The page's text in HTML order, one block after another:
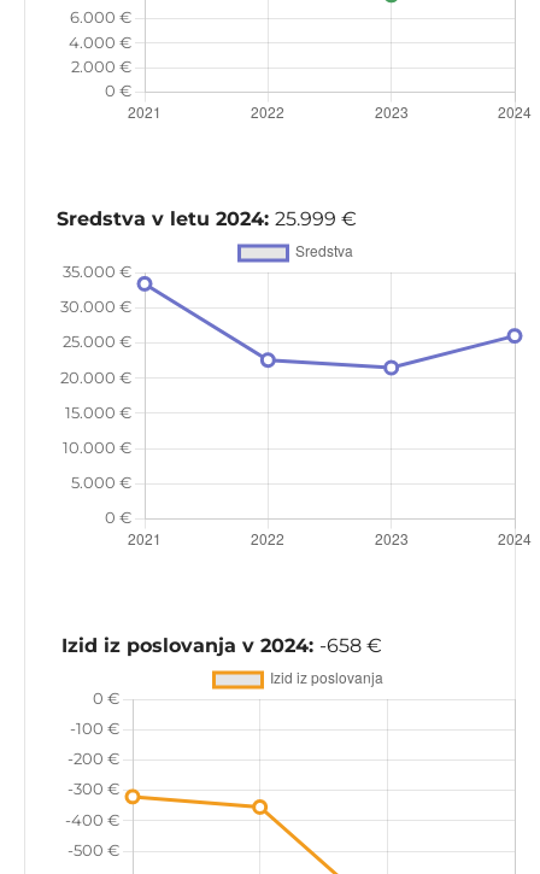
Sredstva v letu 2024: 25.999 €
Izid iz poslovanja v 2024: -658 €